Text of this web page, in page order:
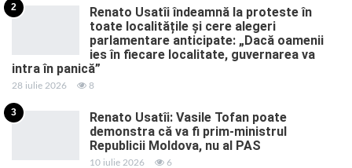
2
Renato Usatîi îndeamnă la proteste în
toate localitățile și cere alegeri
parlamentare anticipate: „Dacă oamenii
ies în fiecare localitate, guvernarea va
intra în panică”
28 iulie 2026 8
3
Renato Usatîi: Vasile Tofan poate
demonstra că va fi prim-ministrul
Republicii Moldova, nu al PAS
10 iulie 2026 6